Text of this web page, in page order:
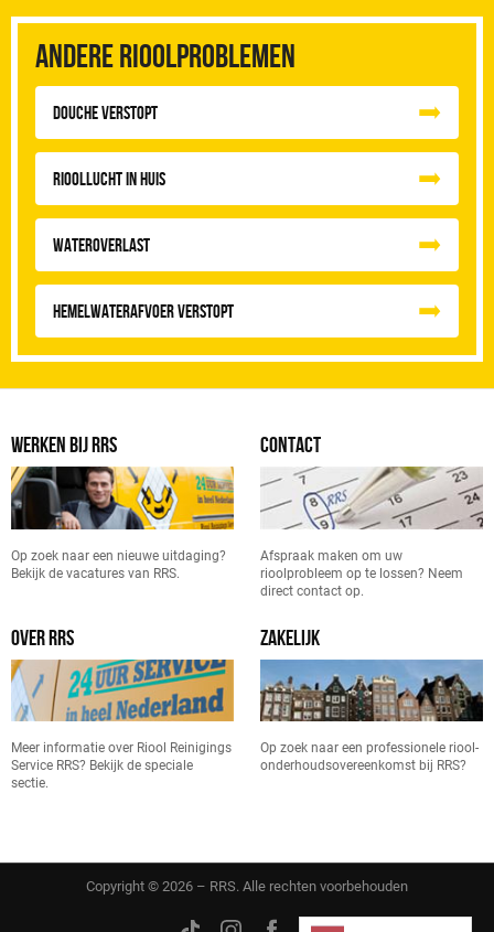
Andere rioolproblemen
Douche Verstopt
Rioollucht in huis
Wateroverlast
Hemelwaterafvoer Verstopt
WERKEN BIJ RRS
Op zoek naar een nieuwe uitdaging?
Bekijk de vacatures van RRS.
CONTACT
Afspraak maken om uw
rioolprobleem op te lossen? Neem
direct contact op.
OVER RRS
Meer informatie over Riool Reinigings
Service RRS? Bekijk de speciale
sectie.
ZAKELIJK
Op zoek naar een professionele riool-
onderhoudsovereenkomst bij RRS?
Copyright © 2026 – RRS. Alle rechten voorbehouden